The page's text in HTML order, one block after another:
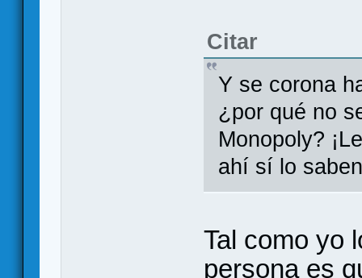
Citar
Y se corona
¿por qué no
Monopoly?
ahí sí lo
Tal como yo
persona es